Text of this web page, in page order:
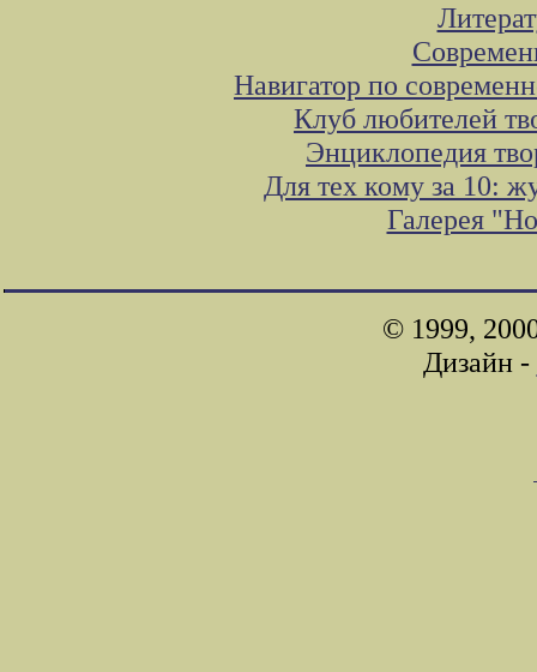
Навигатор по
Клуб любителей
Энциклопедия
Для тех кому за 10:
Галерея
© 1999,
Дизайн -